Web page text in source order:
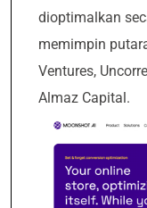
dioptimalkan
memimpin
Ventures,
Almaz Capital.